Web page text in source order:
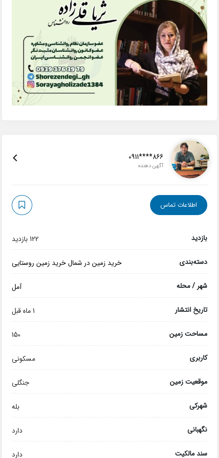
0911****866
آگهی دهنده
اطلاعات تماس
بازدید 122 بازدید
دسته‌بندی خرید زمین در شمال خرید زمین روستایی
شهر / محله آمل
تاریخ انتشار 1 ماه قبل
مساحت زمین 150
کاربری مسکونی
موقعیت زمین جنگلی
شهرکی بله
نگهبانی دارد
سند مالکیت دارد